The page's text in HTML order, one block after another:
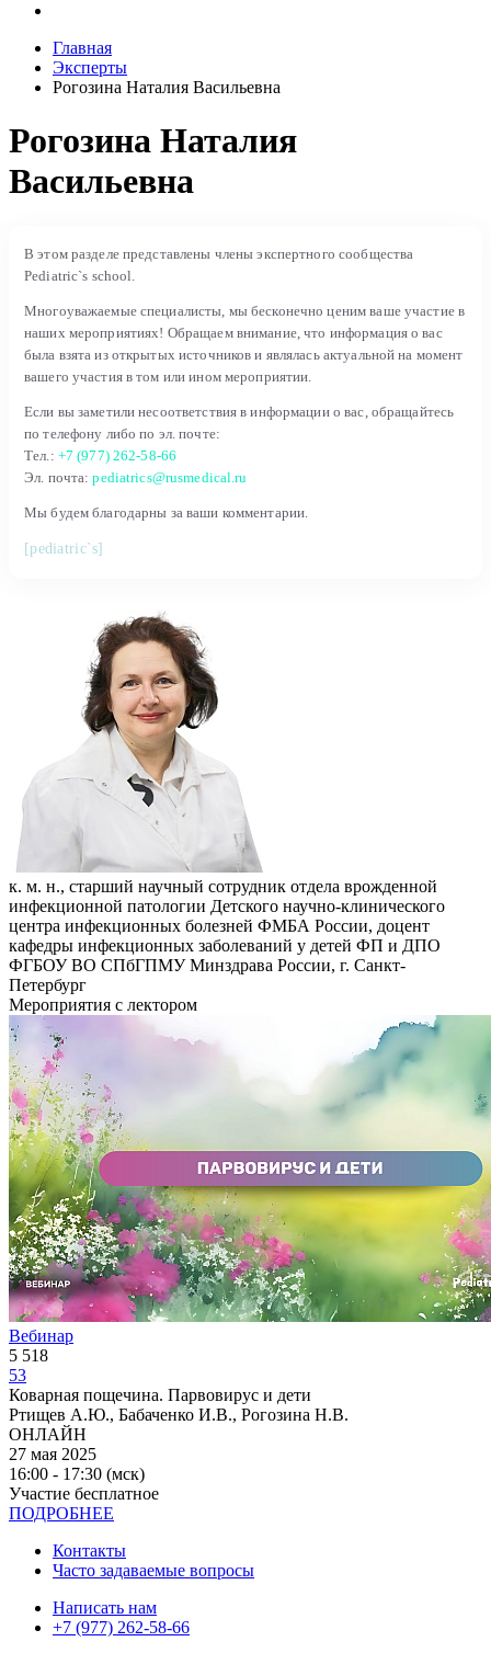
Главная
Эксперты
Рогозина Наталия Васильевна
Рогозина Наталия
Васильевна
В этом разделе представлены члены экспертного сообщества
Pediatric`s school.
Многоуважаемые специалисты, мы бесконечно ценим ваше участие в
наших мероприятиях! Обращаем внимание, что информация о вас
была взята из открытых источников и являлась актуальной на момент
вашего участия в том или ином мероприятии.
Если вы заметили несоответствия в информации о вас, обращайтесь
по телефону либо по эл. почте:
Тел.: +7 (977) 262-58-66
Эл. почта:pediatrics@rusmedical.ru
Мы будем благодарны за ваши комментарии.
[pediatric`s]
к. м. н., старший научный сотрудник отдела врожденной
инфекционной патологии Детского научно-клинического
центра инфекционных болезней ФМБА России, доцент
кафедры инфекционных заболеваний у детей ФП и ДПО
ФГБОУ ВО СПбГПМУ Минздрава России, г. Санкт-
Петербург
Мероприятия с лектором
Вебинар
5 518
53
Коварная пощечина. Парвовирус и дети
Ртищев А.Ю., Бабаченко И.В., Рогозина Н.В.
ОНЛАЙН
27 мая 2025
16:00 - 17:30 (мск)
Участие бесплатное
ПОДРОБНЕЕ
Контакты
Часто задаваемые вопросы
Написать нам
+7 (977) 262-58-66